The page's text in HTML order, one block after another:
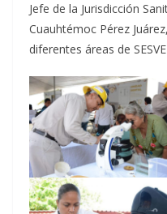
Jefe de la Jurisdicción
Cuauhtémoc Pérez
diferentes áreas de